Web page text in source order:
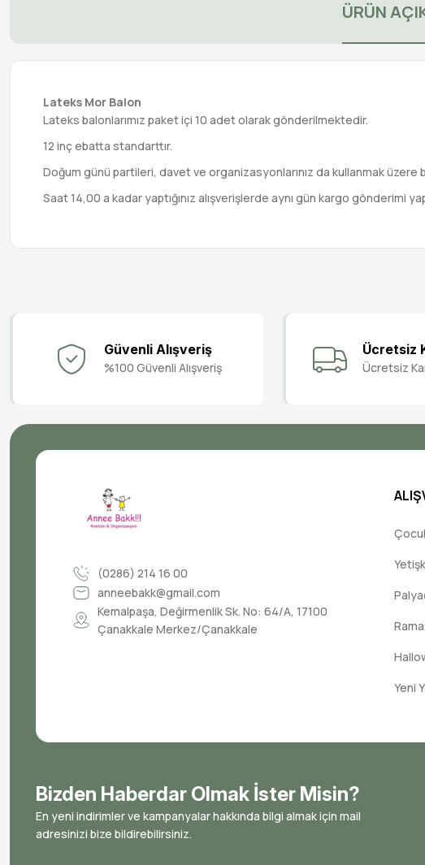
ÜRÜN
Lateks Mor Balon
Lateks balonlarımız paket içi 10 adet olarak gönderilmektedir.
12 inç ebatta standarttır.
Doğum günü partileri, davet ve organizasyonlarınız da kullanmak
Saat 14,00 a kadar yaptığınız alışverişlerde aynı gün kargo gönderimi
Güvenli Alışveriş
%100 Güvenli Alışveriş
Ücretsiz
Ücretsiz
(0286) 214 16 00
anneebakk@gmail.com
Kemalpaşa, Değirmenlik Sk. No: 64/A, 17100
Çanakkale Merkez/Çanakkale
Yeni
Bizden Haberdar Olmak İster Misin?
En yeni indirimler ve kampanyalar hakkında bilgi almak için mail
adresinizi bize bildirebilirsiniz.